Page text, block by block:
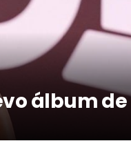
álbum de